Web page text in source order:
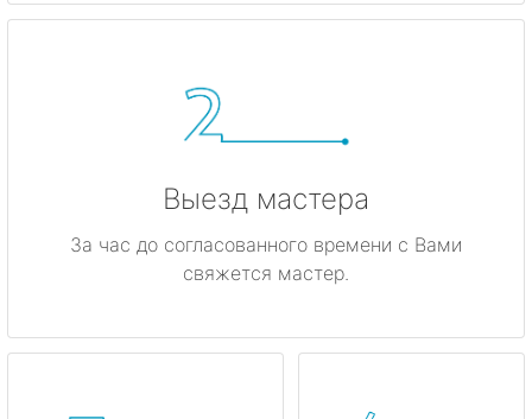
Выезд мастера
За час до согласованного времени с Вами
свяжется мастер.